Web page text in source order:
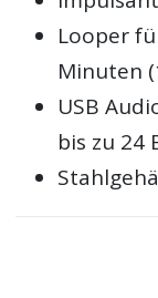
Looper
Minuten
USB
bis zu 24